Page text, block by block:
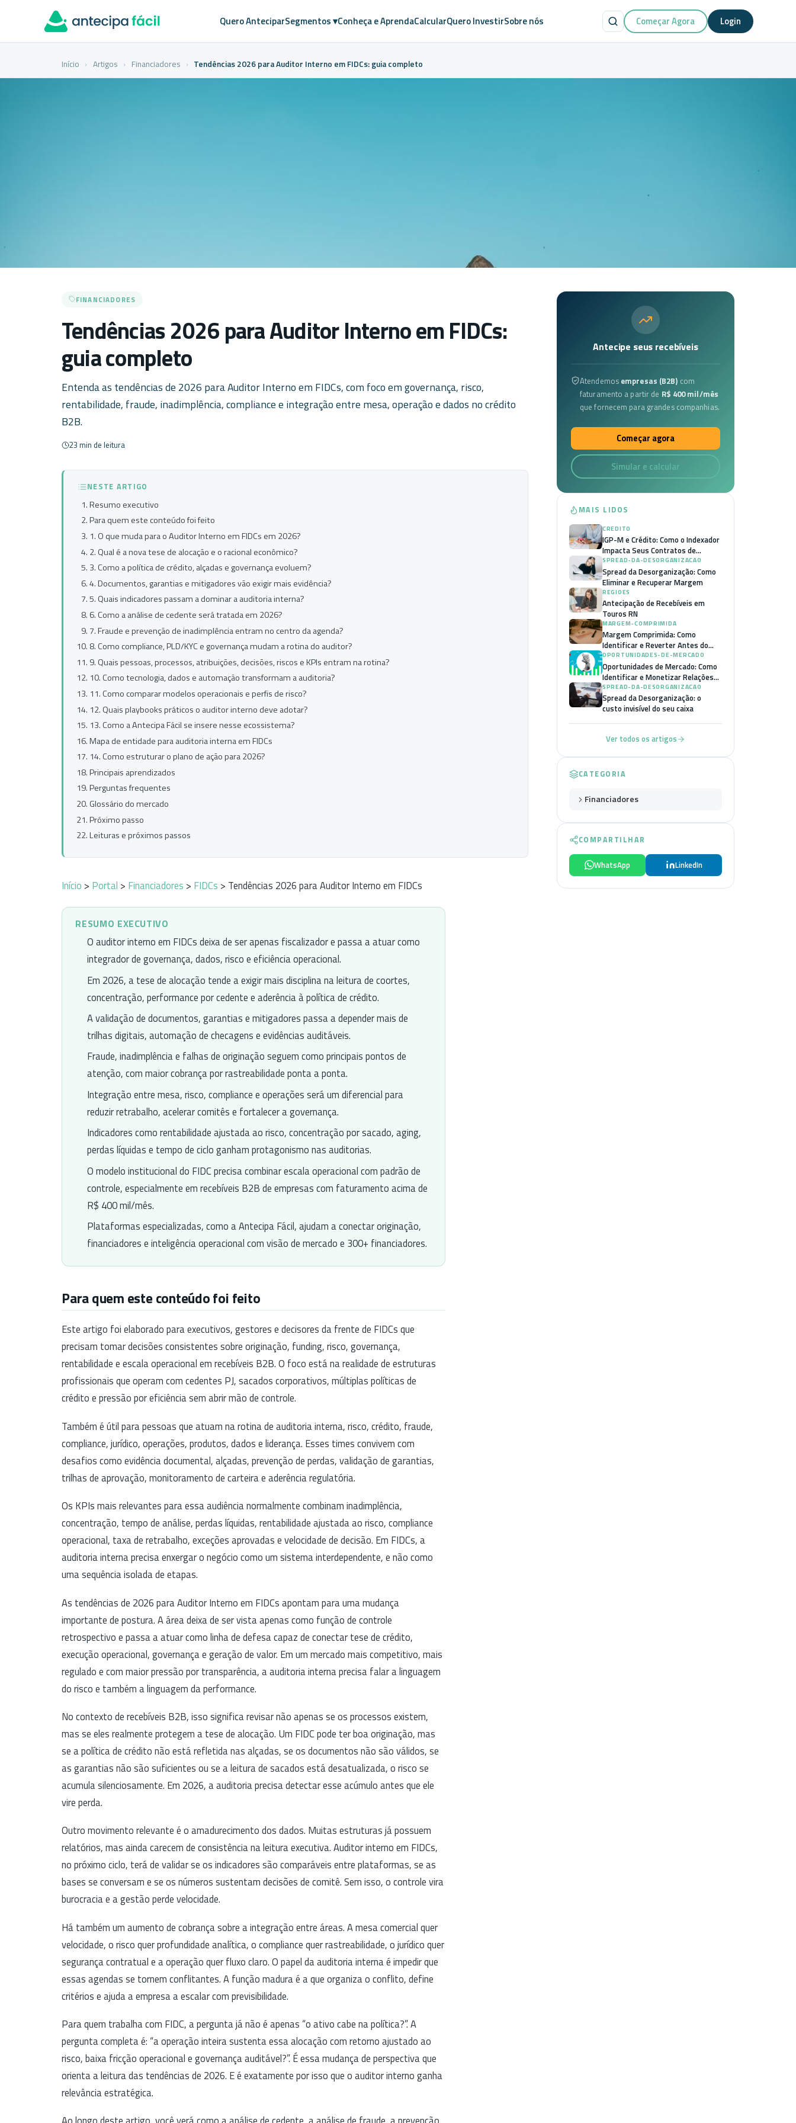
Quero AnteciparSegmentos ▾Conheça e AprendaCalcularQuero InvestirSobre nós Começar Agora Login
Início › Artigos › Financiadores › Tendências 2026 para Auditor Interno em FIDCs: guia completo
FINANCIADORES
Tendências 2026 para Auditor Interno em FIDCs:
guia completo
Entenda as tendências de 2026 para Auditor Interno em FIDCs, com foco em governança, risco,
rentabilidade, fraude, inadimplência, compliance e integração entre mesa, operação e dados no crédito
B2B.
23 min de leitura
NESTE ARTIGO
Resumo executivo
Para quem este conteúdo foi feito
1. O que muda para o Auditor Interno em FIDCs em 2026?
2. Qual é a nova tese de alocação e o racional econômico?
3. Como a política de crédito, alçadas e governança evoluem?
4. Documentos, garantias e mitigadores vão exigir mais evidência?
5. Quais indicadores passam a dominar a auditoria interna?
6. Como a análise de cedente será tratada em 2026?
7. Fraude e prevenção de inadimplência entram no centro da agenda?
8. Como compliance, PLD/KYC e governança mudam a rotina do auditor?
9. Quais pessoas, processos, atribuições, decisões, riscos e KPIs entram na rotina?
10. Como tecnologia, dados e automação transformam a auditoria?
11. Como comparar modelos operacionais e perfis de risco?
12. Quais playbooks práticos o auditor interno deve adotar?
13. Como a Antecipa Fácil se insere nesse ecossistema?
Mapa de entidade para auditoria interna em FIDCs
14. Como estruturar o plano de ação para 2026?
Principais aprendizados
Perguntas frequentes
Glossário do mercado
Próximo passo
Leituras e próximos passos
Início > Portal > Financiadores > FIDCs > Tendências 2026 para Auditor Interno em FIDCs
RESUMO EXECUTIVO
O auditor interno em FIDCs deixa de ser apenas fiscalizador e passa a atuar como
integrador de governança, dados, risco e eficiência operacional.
Em 2026, a tese de alocação tende a exigir mais disciplina na leitura de coortes,
concentração, performance por cedente e aderência à política de crédito.
A validação de documentos, garantias e mitigadores passa a depender mais de
trilhas digitais, automação de checagens e evidências auditáveis.
Fraude, inadimplência e falhas de originação seguem como principais pontos de
atenção, com maior cobrança por rastreabilidade ponta a ponta.
Integração entre mesa, risco, compliance e operações será um diferencial para
reduzir retrabalho, acelerar comitês e fortalecer a governança.
Indicadores como rentabilidade ajustada ao risco, concentração por sacado, aging,
perdas líquidas e tempo de ciclo ganham protagonismo nas auditorias.
O modelo institucional do FIDC precisa combinar escala operacional com padrão de
controle, especialmente em recebíveis B2B de empresas com faturamento acima de
R$ 400 mil/mês.
Plataformas especializadas, como a Antecipa Fácil, ajudam a conectar originação,
financiadores e inteligência operacional com visão de mercado e 300+ financiadores.
Para quem este conteúdo foi feito
Este artigo foi elaborado para executivos, gestores e decisores da frente de FIDCs que
precisam tomar decisões consistentes sobre originação, funding, risco, governança,
rentabilidade e escala operacional em recebíveis B2B. O foco está na realidade de estruturas
profissionais que operam com cedentes PJ, sacados corporativos, múltiplas políticas de
crédito e pressão por eficiência sem abrir mão de controle.
Também é útil para pessoas que atuam na rotina de auditoria interna, risco, crédito, fraude,
compliance, jurídico, operações, produtos, dados e liderança. Esses times convivem com
desafios como evidência documental, alçadas, prevenção de perdas, validação de garantias,
trilhas de aprovação, monitoramento de carteira e aderência regulatória.
Os KPIs mais relevantes para essa audiência normalmente combinam inadimplência,
concentração, tempo de análise, perdas líquidas, rentabilidade ajustada ao risco, compliance
operacional, taxa de retrabalho, exceções aprovadas e velocidade de decisão. Em FIDCs, a
auditoria interna precisa enxergar o negócio como um sistema interdependente, e não como
uma sequência isolada de etapas.
As tendências de 2026 para Auditor Interno em FIDCs apontam para uma mudança
importante de postura. A área deixa de ser vista apenas como função de controle
retrospectivo e passa a atuar como linha de defesa capaz de conectar tese de crédito,
execução operacional, governança e geração de valor. Em um mercado mais competitivo, mais
regulado e com maior pressão por transparência, a auditoria interna precisa falar a linguagem
do risco e também a linguagem da performance.
No contexto de recebíveis B2B, isso significa revisar não apenas se os processos existem,
mas se eles realmente protegem a tese de alocação. Um FIDC pode ter boa originação, mas
se a política de crédito não está refletida nas alçadas, se os documentos não são válidos, se
as garantias não são suficientes ou se a leitura de sacados está desatualizada, o risco se
acumula silenciosamente. Em 2026, a auditoria precisa detectar esse acúmulo antes que ele
vire perda.
Outro movimento relevante é o amadurecimento dos dados. Muitas estruturas já possuem
relatórios, mas ainda carecem de consistência na leitura executiva. Auditor interno em FIDCs,
no próximo ciclo, terá de validar se os indicadores são comparáveis entre plataformas, se as
bases se conversam e se os números sustentam decisões de comitê. Sem isso, o controle vira
burocracia e a gestão perde velocidade.
Há também um aumento de cobrança sobre a integração entre áreas. A mesa comercial quer
velocidade, o risco quer profundidade analítica, o compliance quer rastreabilidade, o jurídico quer
segurança contratual e a operação quer fluxo claro. O papel da auditoria interna é impedir que
essas agendas se tornem conflitantes. A função madura é a que organiza o conflito, define
critérios e ajuda a empresa a escalar com previsibilidade.
Para quem trabalha com FIDC, a pergunta já não é apenas “o ativo cabe na política?”. A
pergunta completa é: “a operação inteira sustenta essa alocação com retorno ajustado ao
risco, baixa fricção operacional e governança auditável?”. É essa mudança de perspectiva que
orienta a leitura das tendências de 2026. E é exatamente por isso que o auditor interno ganha
relevância estratégica.
Antecipe seus recebíveis
Atendemos empresas (B2B) com
faturamento a partir de R$ 400 mil/mês
que fornecem para grandes companhias.
Começar agora
Simular e calcular
MAIS LIDOS
CREDITO
IGP-M e Crédito: Como o Indexador
Impacta Seus Contratos de
Financiamento
SPREAD-DA-DESORGANIZACAO
Spread da Desorganização: Como
Eliminar e Recuperar Margem
REGIOES
Antecipação de Recebíveis em
Touros RN
MARGEM-COMPRIMIDA
Margem Comprimida: Como
Identificar e Reverter Antes do
Colapso
OPORTUNIDADES-DE-MERCADO
Oportunidades de Mercado: Como
Identificar e Monetizar Relações
B2B
SPREAD-DA-DESORGANIZACAO
Spread da Desorganização: o
custo invisível do seu caixa
Ver todos os artigos
CATEGORIA
Financiadores
COMPARTILHAR
WhatsApp LinkedIn